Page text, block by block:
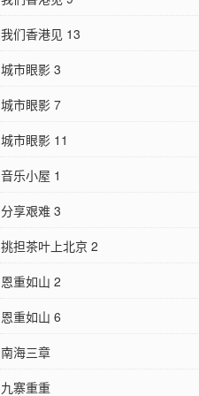
我们香港见 13
城市眼影 3
城市眼影 7
城市眼影 11
音乐小屋 1
分享艰难 3
挑担茶叶上北京 2
恩重如山 2
恩重如山 6
南海三章
九寨重重